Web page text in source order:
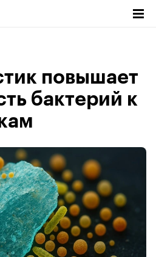
повышает
бактерий к